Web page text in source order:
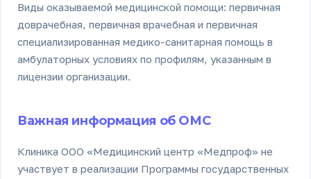
Виды оказываемой медицинской помощи: первичная
доврачебная, первичная врачебная и первичная
специализированная медико-санитарная помощь в
амбулаторных условиях по профилям, указанным в
лицензии организации.
Важная информация об ОМС
Клиника ООО «Медицинский центр «Медпроф» не
участвует в реализации Программы государственных